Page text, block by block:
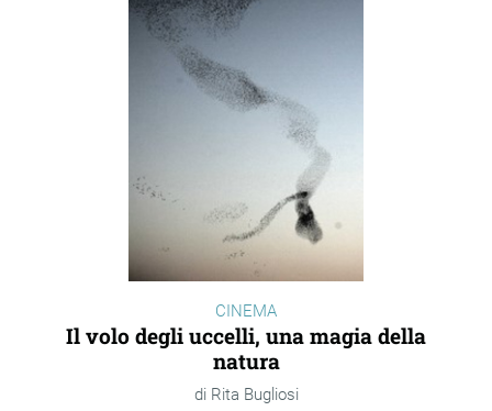
CINEMA
Il volo degli uccelli, una magia della
natura
Rita Bugliosi